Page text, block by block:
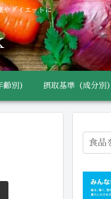
やダイエットに
別） 摂取基準（成分別）